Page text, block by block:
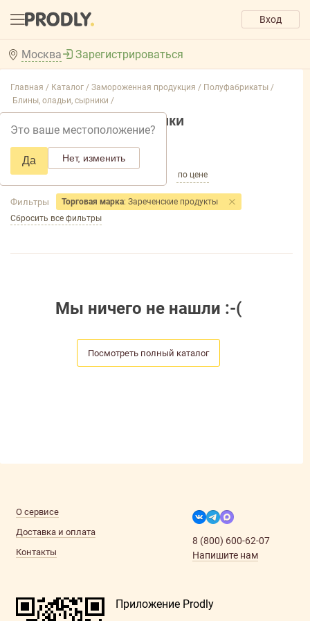
Вход
Москва
Это ваше местоположение?
Да Нет, изменить
Зарегистрироваться
Главная / Каталог / Замороженная продукция / Полуфабрикаты /
Блины, оладьи, сырники /
Блины, оладьи, сырники
Добавить фильтр товаров
по популярности по цене
Фильтры Торговая марка: Зареченские продукты
Сбросить все фильтры
Мы ничего не нашли :-(
Посмотреть полный каталог
О сервисе
Доставка и оплата
Контакты
8 (800) 600-62-07
Напишите нам
Приложение Prodly